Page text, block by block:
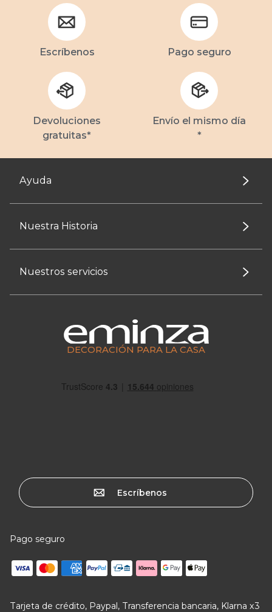
Escríbenos Pago seguro
Devoluciones
gratuitas*
Envío el mismo día
*
Ayuda
Nuestra Historia
Nuestros servicios
DECORACIÓN PARA LA CASA
Escríbenos
Pago seguro
Tarjeta de crédito, Paypal, Transferencia bancaria, Klarna x3